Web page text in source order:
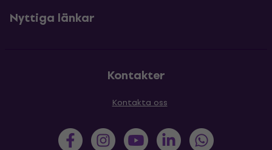
Nyttiga länkar
Kontakter
Kontakta oss